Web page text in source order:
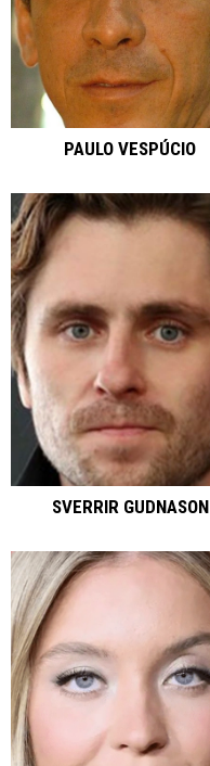
PAULO VESPÚCIO
SVERRIR GUDNASON